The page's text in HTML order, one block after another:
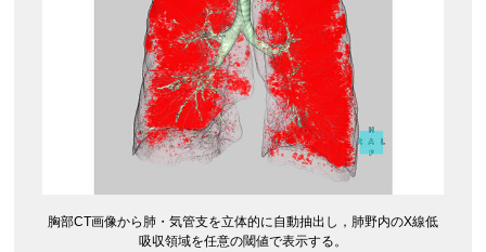
胸部CT画像から肺・気管支を立体的に自動抽出し，肺野内のX線低
吸収領域を任意の閾値で表示する。